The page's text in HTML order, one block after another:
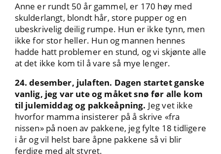
Anne er rundt 50 år gammel, er 170 høy med
skulderlangt, blondt hår, store pupper og en
ubeskrivelig deilig rumpe. Hun er ikke tynn, men
ikke for stor heller. Hun og mannen hennes
hadde hatt problemer en stund, og vi skjønte alle
at det ikke kom til å vare så mye lenger.
24. desember, julaften. Dagen startet ganske
vanlig, jeg var ute og måket snø før alle kom
til julemiddag og pakkeåpning. Jeg vet ikke
hvorfor mamma insisterer på å skrive «fra
nissen» på noen av pakkene, jeg fylte 18 tidligere
i år og vil helst bare åpne pakkene så vi blir
ferdige med alt styret.